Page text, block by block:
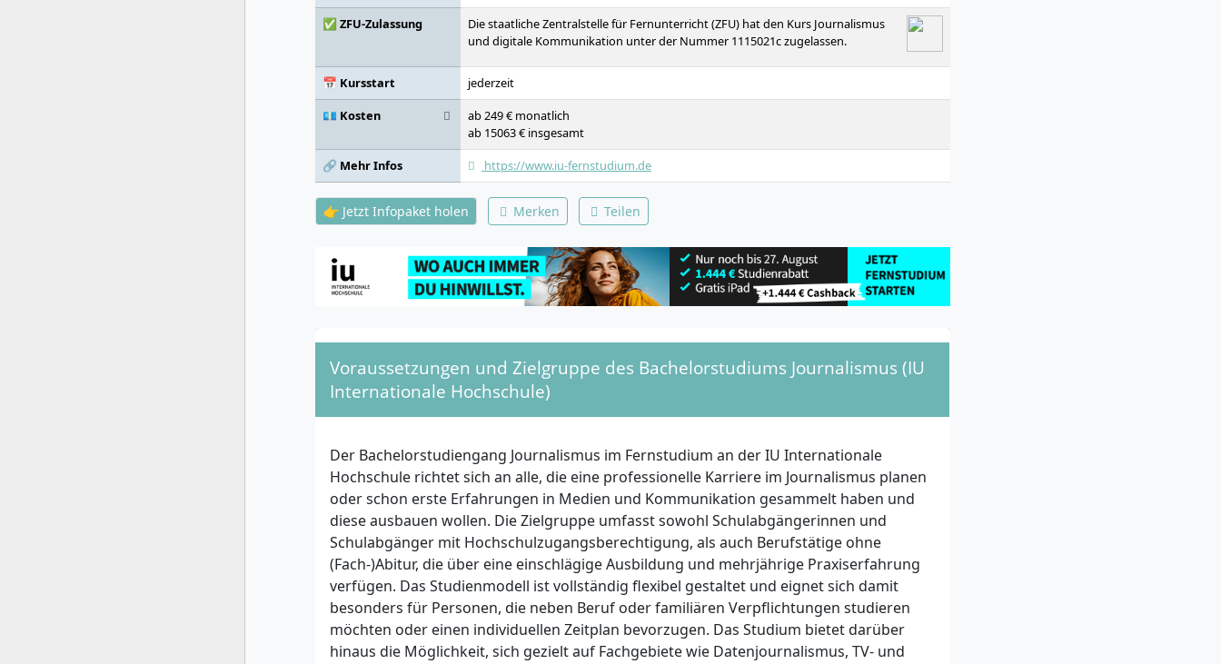
✅ ZFU-Zulassung
Die staatliche Zentralstelle für Fernunterricht (ZFU) hat den Kurs Journalismus
und digitale Kommunikation unter der Nummer 1115021c zugelassen.
📅 Kursstart
jederzeit
💶 Kosten
ab 249 € monatlich
ab 15063 € insgesamt
🔗 Mehr Infos
https://www.iu-fernstudium.de
👉 Jetzt Infopaket holen Merken Teilen
Voraussetzungen und Zielgruppe des Bachelorstudiums Journalismus (IU
Internationale Hochschule)
Der Bachelorstudiengang Journalismus im Fernstudium an der IU Internationale
Hochschule richtet sich an alle, die eine professionelle Karriere im Journalismus planen
oder schon erste Erfahrungen in Medien und Kommunikation gesammelt haben und
diese ausbauen wollen. Die Zielgruppe umfasst sowohl Schulabgängerinnen und
Schulabgänger mit Hochschulzugangsberechtigung, als auch Berufstätige ohne
(Fach-)Abitur, die über eine einschlägige Ausbildung und mehrjährige Praxiserfahrung
verfügen. Das Studienmodell ist vollständig flexibel gestaltet und eignet sich damit
besonders für Personen, die neben Beruf oder familiären Verpflichtungen studieren
möchten oder einen individuellen Zeitplan bevorzugen. Das Studium bietet darüber
hinaus die Möglichkeit, sich gezielt auf Fachgebiete wie Datenjournalismus, TV- und